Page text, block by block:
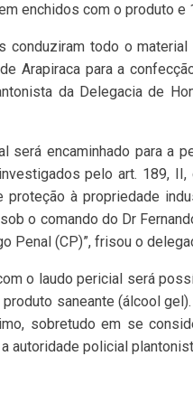
enchidos com o produto e
conduziram todo o
Arapiraca para a
da Delegacia de
será encaminhado para a
pelo art. 189,
à propriedade
o comando do Dr
Penal (CP)”, frisou o
o laudo pericial será
saneante (álcool
sobretudo em se
autoridade policial